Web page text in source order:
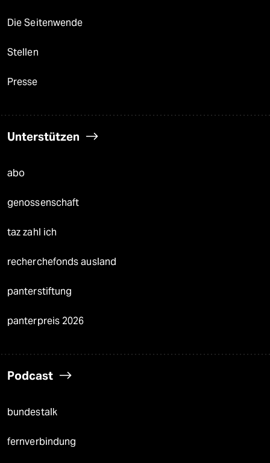
Die Seitenwende
Stellen
Presse
Unterstützen
abo
genossenschaft
taz zahl ich
recherchefonds ausland
panterstiftung
panterpreis 2026
Podcast
bundestalk
fernverbindung